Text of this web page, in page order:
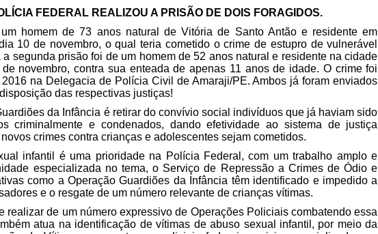
FEDERAL REALIZOU A PRISÃO DE DOIS FORAGIDOS.
homem de 73 anos natural de Vitória de Santo Antão e residente em
10 de novembro, o qual teria cometido o crime de estupro de vulnerável
segunda prisão foi de um homem de 52 anos natural e residente na cidade
novembro, contra sua enteada de apenas 11 anos de idade. O crime foi
na Delegacia de Polícia Civil de Amaraji/PE. Ambos já foram enviados
das respectivas justiças!
da Infância é retirar do convívio social indivíduos que já haviam sido
criminalmente e condenados, dando efetividade ao sistema de justiça
crimes contra crianças e adolescentes sejam cometidos.
infantil é uma prioridade na Polícia Federal, com um trabalho amplo e
especializada no tema, o Serviço de Repressão a Crimes de Ódio e
como a Operação Guardiões da Infância têm identificado e impedido a
e o resgate de um número relevante de crianças vítimas.
realizar de um número expressivo de Operações Policiais combatendo essa
atua na identificação de vítimas de abuso sexual infantil, por meio da